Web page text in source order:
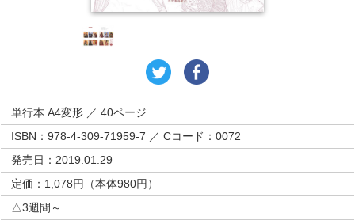
単行本 A4変形 ／ 40ページ
ISBN：978-4-309-71959-7 ／ Cコード：0072
発売日：2019.01.29
定価：1,078円（本体980円）
△3週間～